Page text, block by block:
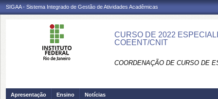
SIGAA - Sistema Integrado de Gestão de Atividades Acadêmicas
CURSO DE 2022
COEENT/CNIT
COORDENAÇÃO DE CURSO DE
Apresentação Ensino Notícias